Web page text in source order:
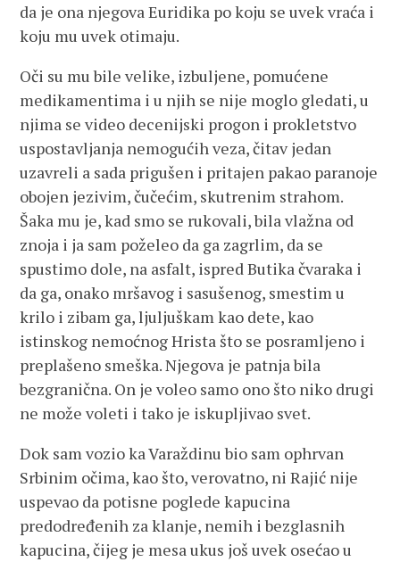
da je ona njegova Euridika po koju se uvek vraća i
koju mu uvek otimaju.
Oči su mu bile velike, izbuljene, pomućene
medikamentima i u njih se nije moglo gledati, u
njima se video decenijski progon i prokletstvo
uspostavljanja nemogućih veza, čitav jedan
uzavreli a sada prigušen i pritajen pakao paranoje
obojen jezivim, čučećim, skutrenim strahom.
Šaka mu je, kad smo se rukovali, bila vlažna od
znoja i ja sam poželeo da ga zagrlim, da se
spustimo dole, na asfalt, ispred Butika čvaraka i
da ga, onako mršavog i sasušenog, smestim u
krilo i zibam ga, ljuljuškam kao dete, kao
istinskog nemoćnog Hrista što se posramljeno i
preplašeno smeška. Njegova je patnja bila
bezgranična. On je voleo samo ono što niko drugi
ne može voleti i tako je iskupljivao svet.
Dok sam vozio ka Varaždinu bio sam ophrvan
Srbinim očima, kao što, verovatno, ni Rajić nije
uspevao da potisne poglede kapucina
predodređenih za klanje, nemih i bezglasnih
kapucina, čijeg je mesa ukus još uvek osećao u